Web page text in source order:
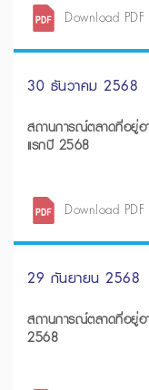
Download PDF
30 ธันวาคม 2568
สถานการณ์ตลาดที่อยู่อ
แรกปี 2568
Download PDF
29 กันยายน 2568
สถานการณ์ตลาดที่อยู่อ
2568